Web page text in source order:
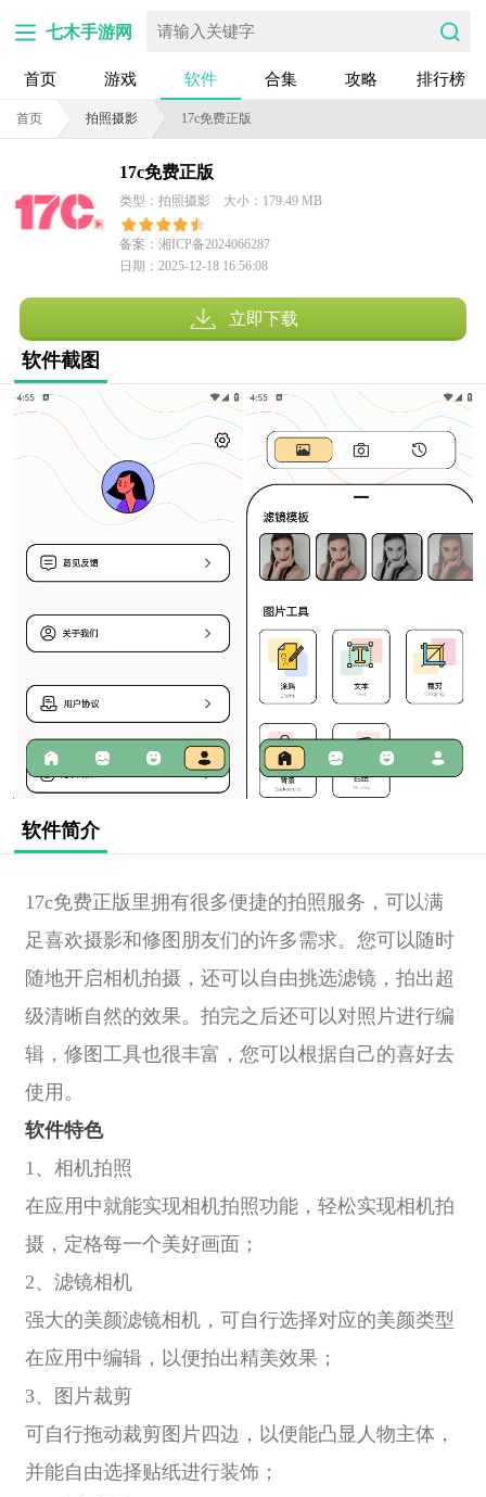
七木手游网
首页 游戏 软件 合集 攻略 排行榜
首页 拍照摄影 17c免费正版
17c免费正版
类型：拍照摄影 大小：179.49 MB
备案：湘ICP备2024066287
号-10A
日期：2025-12-18 16:56:08
立即下载
软件截图
软件简介
17c免费正版里拥有很多便捷的拍照服务，可以满
足喜欢摄影和修图朋友们的许多需求。 您可以随时
随地开启相机拍摄，还可以自由挑选滤镜，拍出超
级清晰自然的效果。拍完之后还可以对照片进行编
辑，修图工具也很丰富，您可以根据自己的喜好去
使用。
软件特色
1、相机拍照
在应用中就能实现相机拍照功能，轻松实现相机拍
摄，定格每一个美好画面；
2、滤镜相机
强大的美颜滤镜相机，可自行选择对应的美颜类型
在应用中编辑，以便拍出精美效果；
3、图片裁剪
可自行拖动裁剪图片四边，以便能凸显人物主体，
并能自由选择贴纸进行装饰；